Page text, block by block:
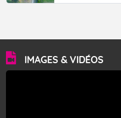
IMAGES & VIDÉOS